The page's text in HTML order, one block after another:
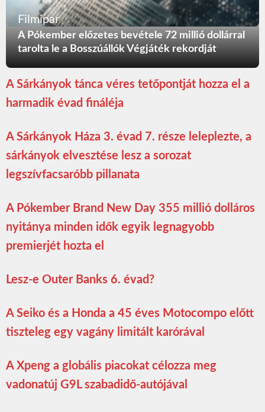
Filmipar
A Pókember előzetes bevétele 72 millió dollárral
tarolta le a Bosszúállók Végjáték rekordját
A Sárkányok tánca véres tetőpontját hozza el a
harmadik évad fináléja
A Sárkányok Háza 3. évad 7. része leleplezte, a
sárkányok elvesztése lesz a sorozat
legszívfacsaróbb pillanata
A Pókember Brand New Day 355 millió dolláros
nyitánya minden idők egyik legnagyobb
premierjét hozta el
Lesz-e Outer Banks 6. évad?
A Seiko és a Honda a 45 éves Motocompo előtt
tiszteleg egy vagány limitált karórával
A Xpeng a globális piacokat célozza meg
vadonatúj G9L szabadidő-autójával